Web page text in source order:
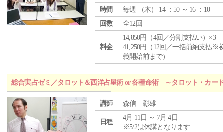
時間
毎週 （木） 14 ：50 ～ 16 ：10
回数
全12回
料金
14,850円（4回／分割支払い）×3
41,250円（12回／一括前納支払※
義開始前まで）
総合実占ゼミ／タロット＆西洋占星術 or 各種命術 ～タロット・カー
講師 森信 彰雄
日程
4月 11日 ～ 7月 4日
※5/2は休講となります